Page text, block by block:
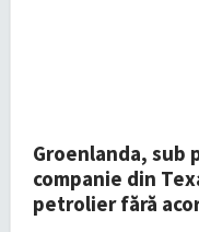
Groenlanda, sub
companie din
petrolier fără